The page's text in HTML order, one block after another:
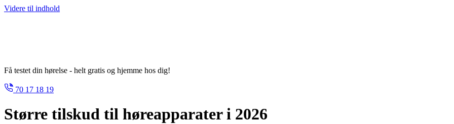
Videre til indhold
Få testet din hørelse - helt gratis og hjemme hos dig!
70 17 18 19
Større tilskud til høreapparater i 2026